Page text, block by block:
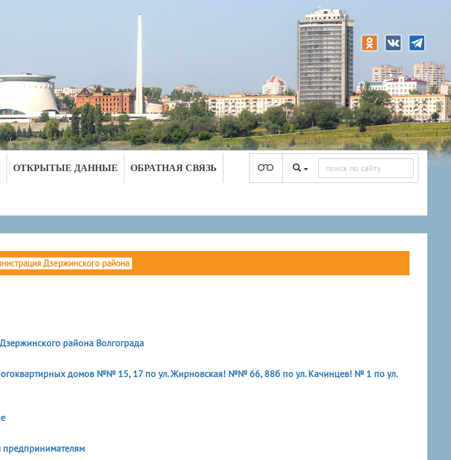
ОТКРЫТЫЕ ДАННЫЕ ОБРАТНАЯ СВЯЗЬ
Дзержинского района
района Волгограда
домов №№ 15, 17 по ул. Жирновская! №№ 66, 88б по ул. Качинцев! № 1 по ул.